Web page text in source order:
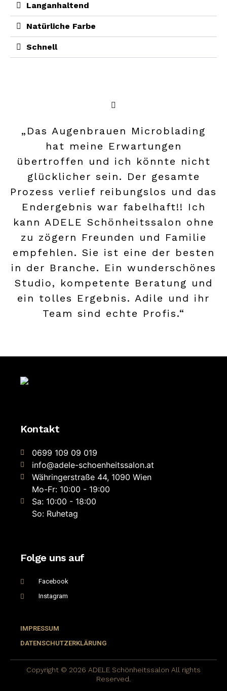
Langanhaltend
Natürliche Farbe
Schnell
„Das Augenbrauen Microblading
hat meine Erwartungen
übertroffen und ich könnte nicht
glücklicher sein. Der gesamte
Prozess verlief reibungslos und das
Endergebnis war fabelhaft!! Ich
kann ADELE Schönheitssalon ohne
zu zögern Freunden und Familie
empfehlen. Sie ist eine der besten
in der Branche. Ein wunderschönes
Studio, kompetente Beratung und
ein tolles Ergebnis. Adile und ihr
Team sind echte Profis.“
Kontakt
0699 109 09 019
info@adele-schoenheitssalon.at
Währingerstraße 44, 1090 Wien
Mo-Fr: 10:00 - 19:00
Sa: 10:00 - 18:00
So: Ruhetag
Folge uns auf
Facebook
Instagram
IMPRESSUM
DATENSCHUTZERKLÄRUNG
Copyright © 2026 ADELE Schönheitssalon All rights
Reserved.